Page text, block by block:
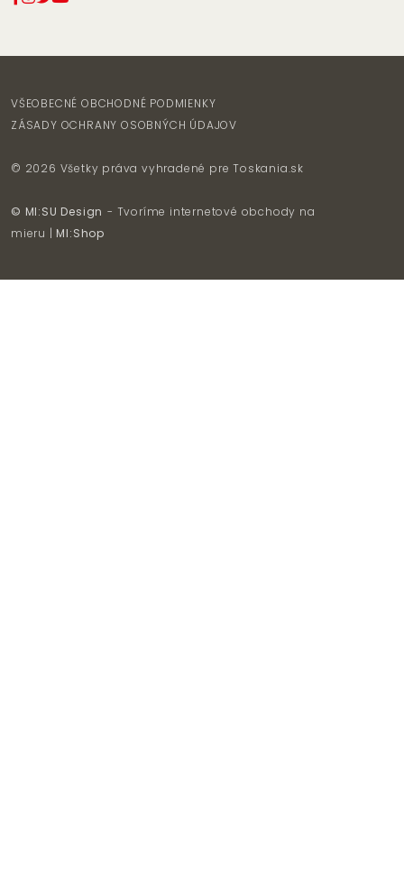
VŠEOBECNÉ OBCHODNÉ PODMIENKY
ZÁSADY OCHRANY OSOBNÝCH ÚDAJOV
© 2026 Všetky práva vyhradené preToskania.sk
© MI:SU Design - Tvoríme internetové obchody na
mieru | MI:Shop